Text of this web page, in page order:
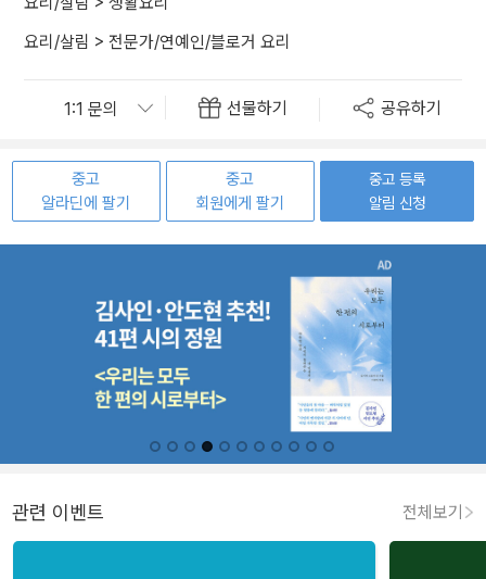
요리/살림 > 전문가/연예인/블로거 요리
선물하기 공유하기
중고
알라딘에 팔기
중고
회원에게 팔기
중고 등록
알림 신청
관련 이벤트 전체보기